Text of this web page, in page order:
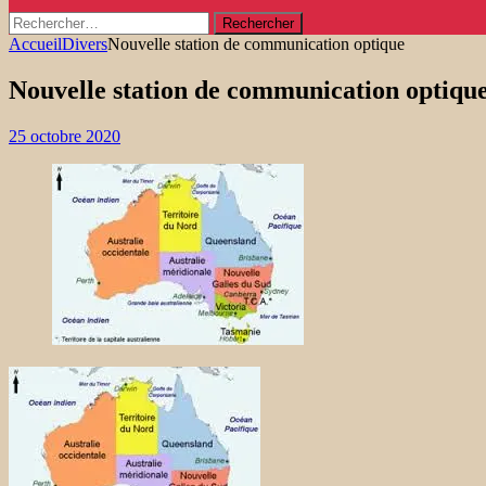
Rechercher :
AccueilDiversNouvelle station de communication optique
Nouvelle station de communication
25 octobre 2020